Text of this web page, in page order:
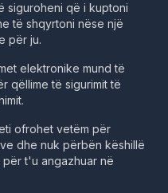
siguroheni që i kuptoni
të shqyrtoni nëse një
për ju.
elektronike mund të
qëllime të sigurimit të
ofrohet vetëm për
dhe nuk përbën këshillë
t'u angazhuar në